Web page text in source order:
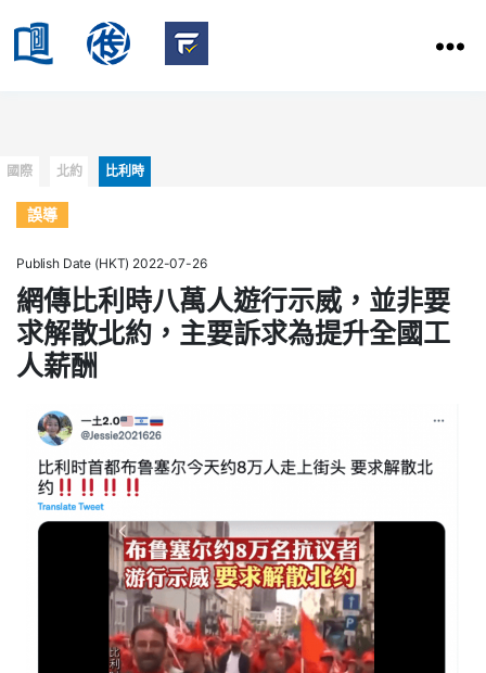
HKBU
of
Communication
Categories
國際 北約 比利時
誤導
Publish Date (HKT) 2022-07-26
網傳比利時八萬人遊行示威，並非要
求解散北約，主要訴求為提升全國工
人薪酬